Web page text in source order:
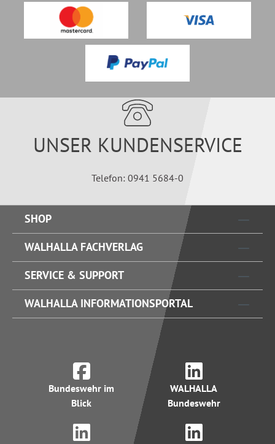
UNSER KUNDENSERVICE
Telefon: 0941 5684-0
SHOP
WALHALLA FACHVERLAG
SERVICE & SUPPORT
WALHALLA INFORMATIONSPORTAL
Bundeswehr im
Blick
WALHALLA
Bundeswehr